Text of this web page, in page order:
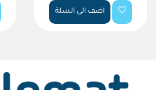
اضف الى السلة